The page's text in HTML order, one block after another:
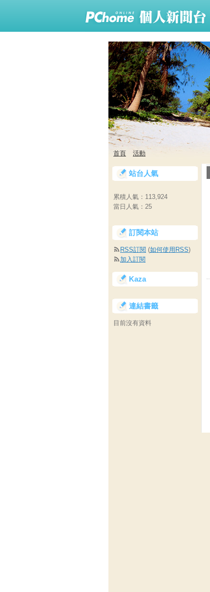
首頁 活動
站台人氣
累積人氣： 113,924
當日人氣： 25
訂閱本站
RSS訂閱 (如何使用RSS)
加入訂閱
Kaza
連結書籤
目前沒有資料